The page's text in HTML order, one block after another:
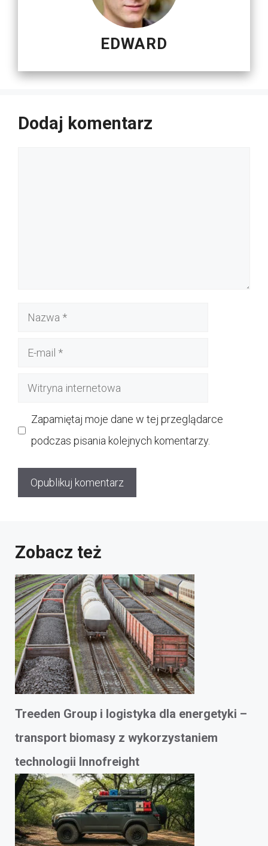
EDWARD
Dodaj komentarz
Nazwa
Witryna
Zapamiętaj moje dane w tej przeglądarce
podczas pisania kolejnych komentarzy.
Zobacz też
Treeden Group i logistyka dla energetyki –
transport biomasy z wykorzystaniem
technologii Innofreight